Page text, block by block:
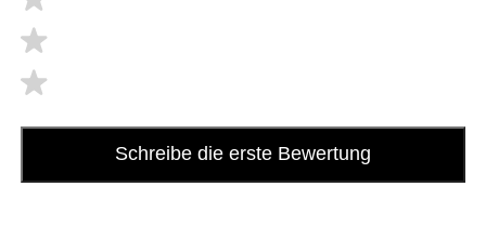
Schreibe die erste Bewertung